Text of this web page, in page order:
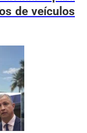
de veículos